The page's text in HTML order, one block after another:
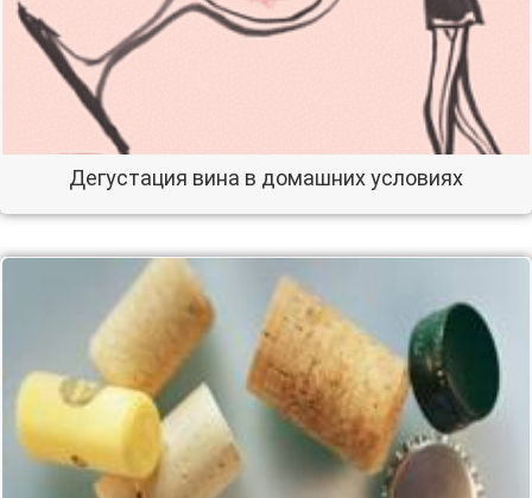
Дегустация вина в домашних условиях